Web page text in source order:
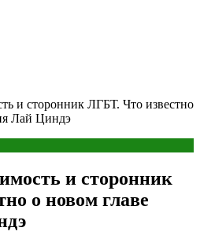
и сторонник ЛГБТ. Что известно
Лай Циндэ
и сторонник
о новом главе